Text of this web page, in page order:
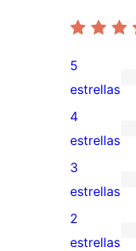
12
de
5
estrellas
5
estrellas
0
de
4
estrellas
4
estrellas
0
de
3
estrellas
0
2
estrellas